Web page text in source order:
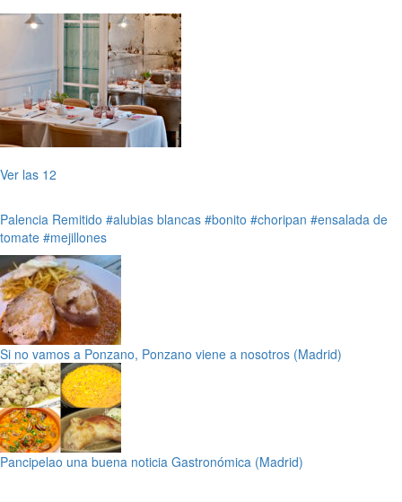
Ver las 12
Palencia Remitido #alubias blancas #bonito #choripan #ensalada de
tomate #mejillones
Si no vamos a Ponzano, Ponzano viene a nosotros (Madrid)
Pancipelao una buena noticia Gastronómica (Madrid)